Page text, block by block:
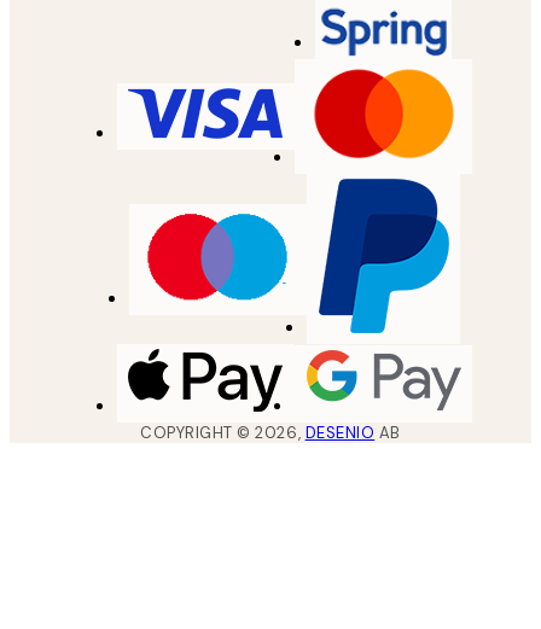
COPYRIGHT ©2026, DESENIO AB